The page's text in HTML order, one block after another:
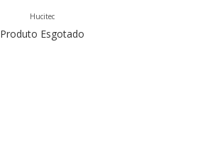
Hucitec
Produto Esgotado